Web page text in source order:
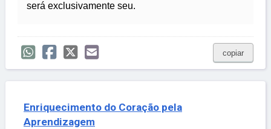
será exclusivamente seu.
copiar
Enriquecimento do Coração pela
Aprendizagem